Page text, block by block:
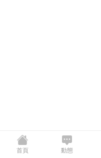
首頁 動態